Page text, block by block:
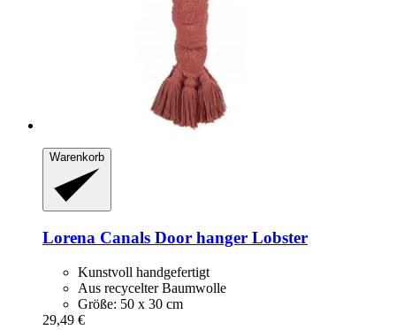
Warenkorb
Lorena Canals Door hanger Lobster
Kunstvoll handgefertigt
Aus recycelter Baumwolle
Größe: 50 x 30 cm
29,49 €